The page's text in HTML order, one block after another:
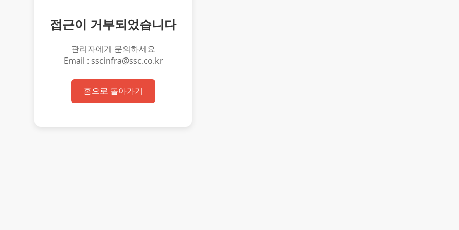
접근이 거부되었습니다
관리자에게 문의하세요
Email : sscinfra@ssc.co.kr
홈으로 돌아가기